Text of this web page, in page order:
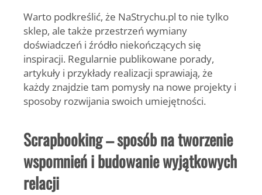
Warto podkreślić, że NaStrychu.pl to nie tylko
sklep, ale także przestrzeń wymiany
doświadczeń i źródło niekończących się
inspiracji. Regularnie publikowane porady,
artykuły i przykłady realizacji sprawiają, że
każdy znajdzie tam pomysły na nowe projekty i
sposoby rozwijania swoich umiejętności.
Scrapbooking – sposób na tworzenie
wspomnień i budowanie wyjątkowych
relacji